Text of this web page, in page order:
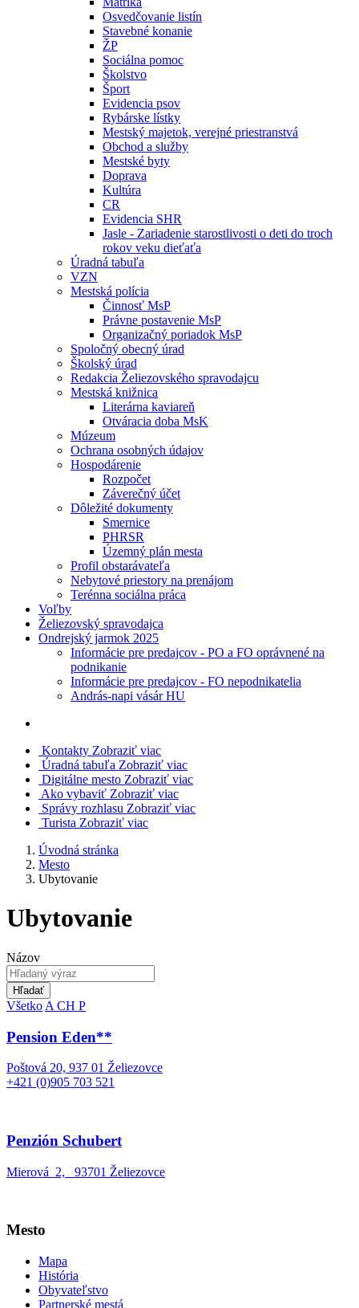
Osvedčovanie listín
Stavebné konanie
ŽP
Sociálna pomoc
Školstvo
Šport
Evidencia psov
Rybárske lístky
Mestský majetok, verejné priestranstvá
Obchod a služby
Mestské byty
Doprava
Kultúra
CR
Evidencia SHR
Jasle - Zariadenie starostlivosti o deti do troch
rokov veku dieťaťa
Úradná tabuľa
VZN
Mestská polícia
Činnosť MsP
Právne postavenie MsP
Organizačný poriadok MsP
Spoločný obecný úrad
Školský úrad
Redakcia Želiezovského spravodajcu
Mestská knižnica
Literárna kaviareň
Otváracia doba MsK
Múzeum
Ochrana osobných údajov
Hospodárenie
Rozpočet
Záverečný účet
Dôležité dokumenty
Smernice
PHRSR
Územný plán mesta
Profil obstarávateľa
Nebytové priestory na prenájom
Terénna sociálna práca
Voľby
Želiezovský spravodajca
Ondrejský jarmok 2025
Informácie pre predajcov - PO a FO oprávnené na
podnikanie
Informácie pre predajcov - FO nepodnikatelia
András-napi vásár HU
Kontakty Zobraziť viac
Úradná tabuľa Zobraziť viac
Digitálne mesto Zobraziť viac
Ako vybaviť Zobraziť viac
Správy rozhlasu Zobraziť viac
Turista Zobraziť viac
Úvodná stránka
Mesto
Ubytovanie
Ubytovanie
Názov
Hľadať
Všetko A CH P
Pension Eden**
Poštová 20, 937 01 Želiezovce
+421 (0)905 703 521
Penzión Schubert
Mierová 2, 93701 Želiezovce
Mesto
Mapa
História
Obyvateľstvo
Partnerské mestá